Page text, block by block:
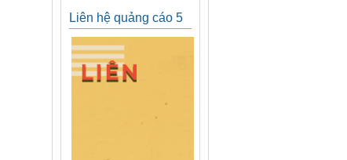
Liên hệ quảng cáo 5